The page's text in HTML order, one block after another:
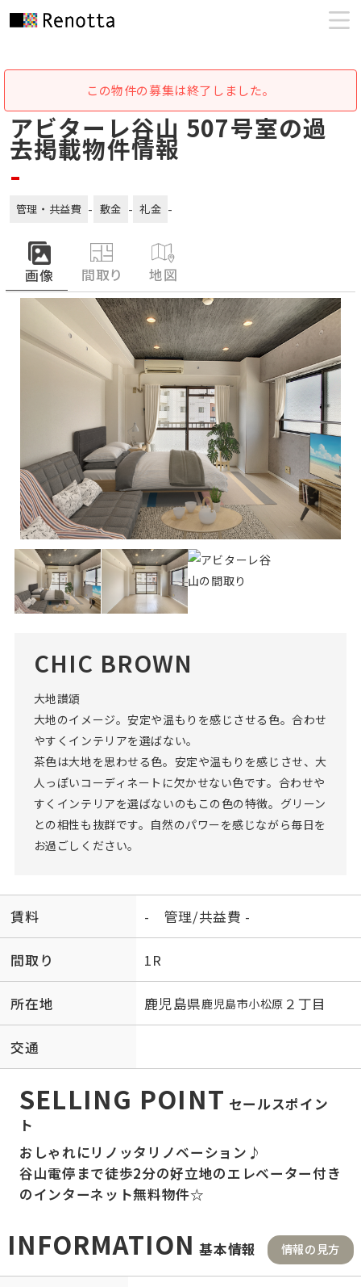
この物件の募集は終了しました。
アビターレ谷山 507号室の過
去掲載物件情報
-
管理・共益費 - 敷金 - 礼金 -
画像 間取り 地図
CHIC BROWN
大地讃頌
大地のイメージ。安定や温もりを感じさせる色。合わせ
やすくインテリアを選ばない。
茶色は大地を思わせる色。安定や温もりを感じさせ、大
人っぽいコーディネートに欠かせない色です。合わせや
すくインテリアを選ばないのもこの色の特徴。グリーン
との相性も抜群です。自然のパワーを感じながら毎日を
お過ごしください。
賃料 - 管理/共益費 -
間取り 1R
所在地 鹿児島県鹿児島市小松原 ２丁目
交通
SELLING POINT セールスポイン
ト
おしゃれにリノッタリノベーション♪
谷山電停まで徒歩2分の好立地のエレベーター付き
のインターネット無料物件☆
INFORMATION 基本情報 情報の見方